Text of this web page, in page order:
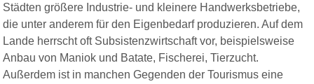
Städten größere Industrie- und kleinere Handwerksbetriebe,
die unter anderem für den Eigenbedarf produzieren. Auf dem
Lande herrscht oft Subsistenzwirtschaft vor, beispielsweise
Anbau von Maniok und Batate, Fischerei, Tierzucht.
Außerdem ist in manchen Gegenden der Tourismus eine